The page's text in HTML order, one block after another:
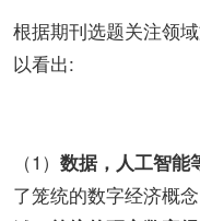
根据期刊选题关注领
以看出:
（1） 数据，人工智能
了笼统的数字经济概